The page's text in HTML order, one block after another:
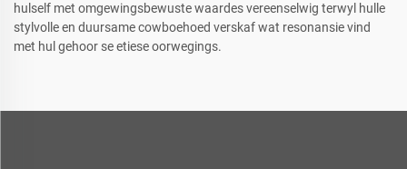
hulself met omgewingsbewuste waardes vereenselwig terwyl hulle
stylvolle en duursame cowboehoed verskaf wat resonansie vind
met hul gehoor se etiese oorwegings.